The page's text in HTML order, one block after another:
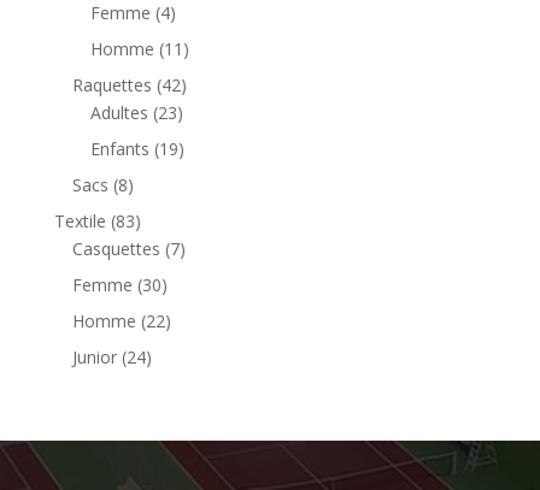
Femme (4)
Homme (11)
Raquettes (42)
Adultes (23)
Enfants (19)
Sacs (8)
Textile (83)
Casquettes (7)
Femme (30)
Homme (22)
Junior (24)